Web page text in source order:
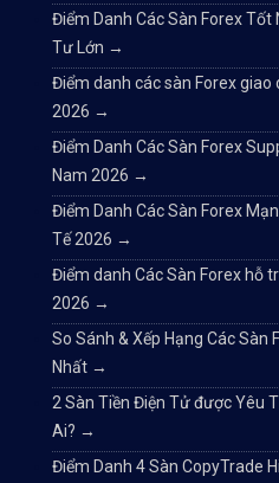
Điểm Danh Các Sàn Forex Tốt
Tư Lớn →
Điểm danh các sàn Forex giao
2026 →
Điểm Danh Các Sàn Forex
Nam 2026 →
Điểm Danh Các Sàn Forex
Tế 2026 →
Điểm danh Các Sàn Forex hỗ
2026 →
So Sánh & Xếp Hạng Các Sàn
Nhất →
2 Sàn Tiền Điện Tử được Yêu
Ai? →
Điểm Danh 4 Sàn CopyTrade